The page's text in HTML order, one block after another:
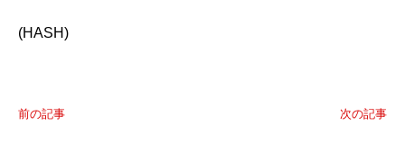
(HASH)
前の記事 次の記事